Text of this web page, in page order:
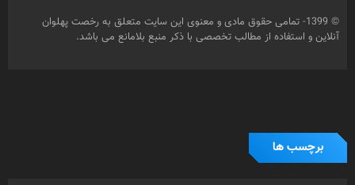
© 1399- تمامی حقوق مادی و معنوی این سایت متعلق به رخصت پهلوان
آنلاین و استفاده از مطالب تخصصی با ذکر منبع بلامانع می باشد.
برچسب ها